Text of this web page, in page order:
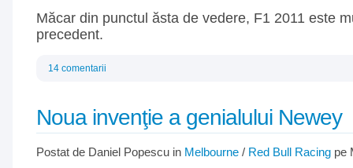
Măcar din punctul ăsta de vedere, F1 2011 este
precedent.
14 comentarii
Noua invenţie a genialului Newey
Postat de Daniel Popescu in Melbourne / Red Bull Racing pe